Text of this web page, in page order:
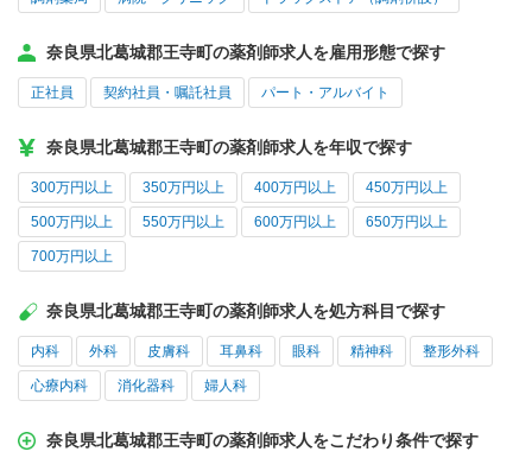
奈良県北葛城郡王寺町の薬剤師求人を雇用形態で探す
正社員 契約社員・嘱託社員 パート・アルバイト
奈良県北葛城郡王寺町の薬剤師求人を年収で探す
300万円以上 350万円以上 400万円以上 450万円以上
500万円以上 550万円以上 600万円以上 650万円以上
700万円以上
奈良県北葛城郡王寺町の薬剤師求人を処方科目で探す
内科 外科 皮膚科 耳鼻科 眼科 精神科 整形外科
心療内科 消化器科 婦人科
奈良県北葛城郡王寺町の薬剤師求人をこだわり条件で探す